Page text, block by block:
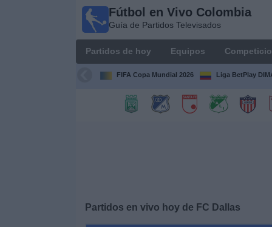
Fútbol en Vivo Colombia
Guía de Partidos Televisados
Partidos de hoy Equipos
FIFA Copa Mundial 2026 Liga BetPlay
Partidos en vivo hoy de FC Dallas
Fútbol en
Colombia